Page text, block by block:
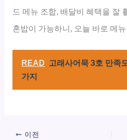
드 메뉴 조합, 배달비 혜택을 잘
혼밥이 가능하니, 오늘 바로 메
READ 고래사어묵 3호 만족
가지
이전